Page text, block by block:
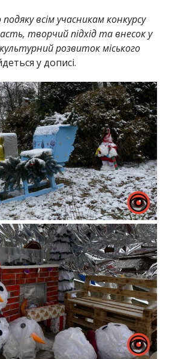
всім учасникам конкурсу
творчий підхід та внесок у
розвиток міського
у дописі.